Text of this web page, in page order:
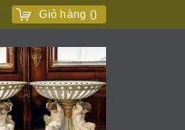
Giỏ hàng ()